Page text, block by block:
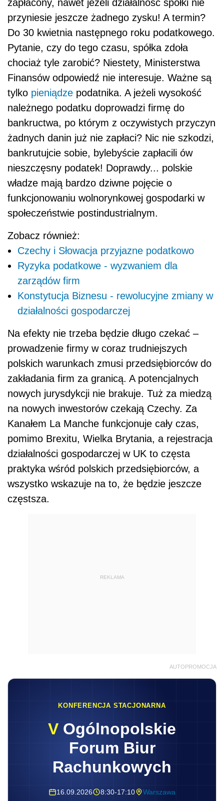
zapłacony, nawet jeżeli działalność spółki nie
przyniesie jeszcze żadnego zysku! A termin?
Do 30 kwietnia następnego roku podatkowego.
Pytanie, czy do tego czasu, spółka zdoła
chociaż tyle zarobić? Niestety, Ministerstwa
Finansów odpowiedź nie interesuje. Ważne są
tylko pieniądze podatnika. A jeżeli wysokość
należnego podatku doprowadzi firmę do
bankructwa, po którym z oczywistych przyczyn
żadnych danin już nie zapłaci? Nic nie szkodzi,
bankrutujcie sobie, bylebyście zapłacili ów
nieszczęsny podatek! Doprawdy... polskie
władze mają bardzo dziwne pojęcie o
funkcjonowaniu wolnorynkowej gospodarki w
społeczeństwie postindustrialnym.
Zobacz również:
Czechy i Słowacja przyjazne podatkowo
Ryzyka podatkowe - wyzwaniem dla
zarządów firm
Konstytucja Biznesu - rewolucyjne zmiany w
działalności gospodarczej
Na efekty nie trzeba będzie długo czekać –
prowadzenie firmy w coraz trudniejszych
polskich warunkach zmusi przedsiębiorców do
zakładania firm za granicą. A potencjalnych
nowych jurysdykcji nie brakuje. Tuż za miedzą
na nowych inwestorów czekają Czechy. Za
Kanałem La Manche funkcjonuje cały czas,
pomimo Brexitu, Wielka Brytania, a rejestracja
działalności gospodarczej w UK to częsta
praktyka wśród polskich przedsiębiorców, a
wszystko wskazuje na to, że będzie jeszcze
częstsza.
REKLAMA
AUTOPROMOCJA
KONFERENCJA STACJONARNA
V Ogólnopolskie
Forum Biur
Rachunkowych
16.09.2026 8:30-17:10 Warszawa